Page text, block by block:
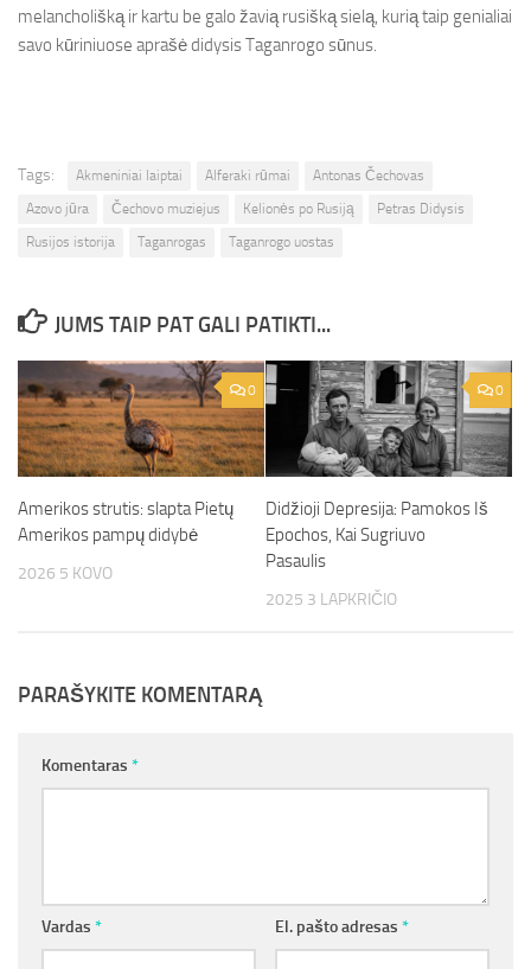
melancholišką ir kartu be galo žavią rusišką sielą, kurią taip genialiai
savo kūriniuose aprašė didysis Taganrogo sūnus.
Tags: Akmeniniai laiptai Alferaki rūmai
Antonas Čechovas
Azovo jūra
Čechovo muziejus Kelionės po Rusiją
Petras Didysis
Rusijos istorija
Taganrogas Taganrogo uostas
JUMS TAIP PAT GALI PATIKTI...
0
Amerikos strutis: slapta Pietų
Amerikos pampų didybė
2026 5 KOVO
0
Didžioji Depresija: Pamokos Iš
Epochos, Kai Sugriuvo
Pasaulis
2025 3 LAPKRIČIO
PARAŠYKITE KOMENTARĄ
Komentaras *
Vardas * El. pašto adresas *